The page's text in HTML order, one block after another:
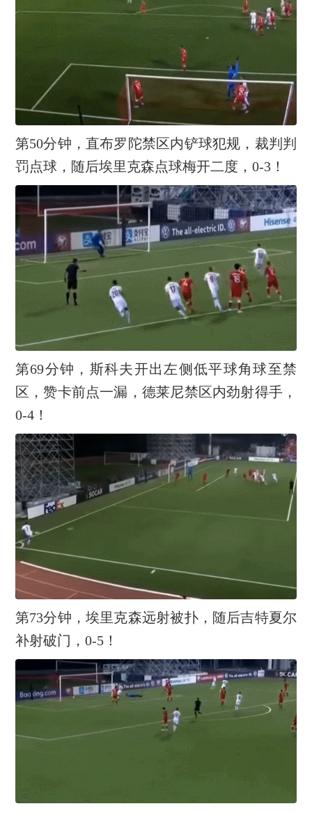
第50分钟，直布罗陀禁区内铲球犯规，裁判判
罚点球，随后埃里克森点球梅开二度，0-3！
第69分钟，斯科夫开出左侧低平球角球至禁
区，赞卡前点一漏，德莱尼禁区内劲射得手，
0-4！
第73分钟，埃里克森远射被扑，随后吉特夏尔
补射破门，0-5！